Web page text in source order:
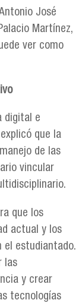
José
Martínez,
ver como
digital e
que la
de las
vincular
que los
actual y los
el estudiantado.
las
y crear
tecnologías